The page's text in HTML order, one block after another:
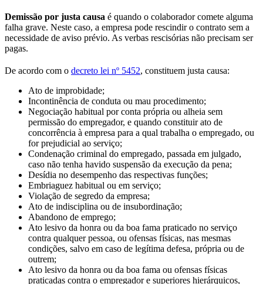
Demissão por justa causa é quando o colaborador comete alguma
falha grave. Neste caso, a empresa pode rescindir o contrato sem a
necessidade de aviso prévio. As verbas rescisórias não precisam ser
pagas.
De acordo com o decreto lei nº 5452, constituem justa causa:
Ato de improbidade;
Incontinência de conduta ou mau procedimento;
Negociação habitual por conta própria ou alheia sem
permissão do empregador, e quando constituir ato de
concorrência à empresa para a qual trabalha o empregado, ou
for prejudicial ao serviço;
Condenação criminal do empregado, passada em julgado,
caso não tenha havido suspensão da execução da pena;
Desídia no desempenho das respectivas funções;
Embriaguez habitual ou em serviço;
Violação de segredo da empresa;
Ato de indisciplina ou de insubordinação;
Abandono de emprego;
Ato lesivo da honra ou da boa fama praticado no serviço
contra qualquer pessoa, ou ofensas físicas, nas mesmas
condições, salvo em caso de legítima defesa, própria ou de
outrem;
Ato lesivo da honra ou da boa fama ou ofensas físicas
praticadas contra o empregador e superiores hierárquicos,